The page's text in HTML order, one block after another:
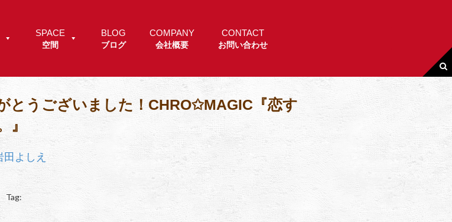
SPACE
空間
BLOG
ブログ
COMPANY
会社概要
CONTACT
お問い合わせ
とうございました！CHRO✩MAGIC『恋す
』
田よしえ
Tag: